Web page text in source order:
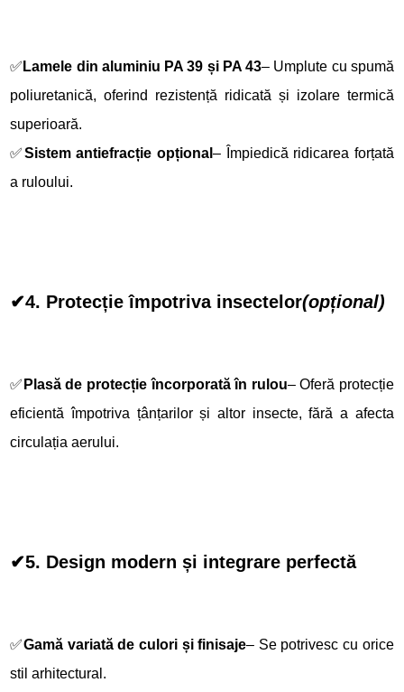
✅ Lamele din aluminiu PA 39 și PA 43– Umplute cu spumă
poliuretanică, oferind rezistență ridicată și izolare termică
superioară.
✅Sistem antiefracție opțional– Împiedică ridicarea forțată
a ruloului.
✔4. Protecție împotriva insectelor(opțional)
✅ Plasă de protecție încorporată în rulou– Oferă protecție
eficientă împotriva țânțarilor și altor insecte, fără a afecta
circulația aerului.
✔5. Design modern și integrare perfectă
✅Gamă variată de culori și finisaje– Se potrivesc cu orice
stil arhitectural.